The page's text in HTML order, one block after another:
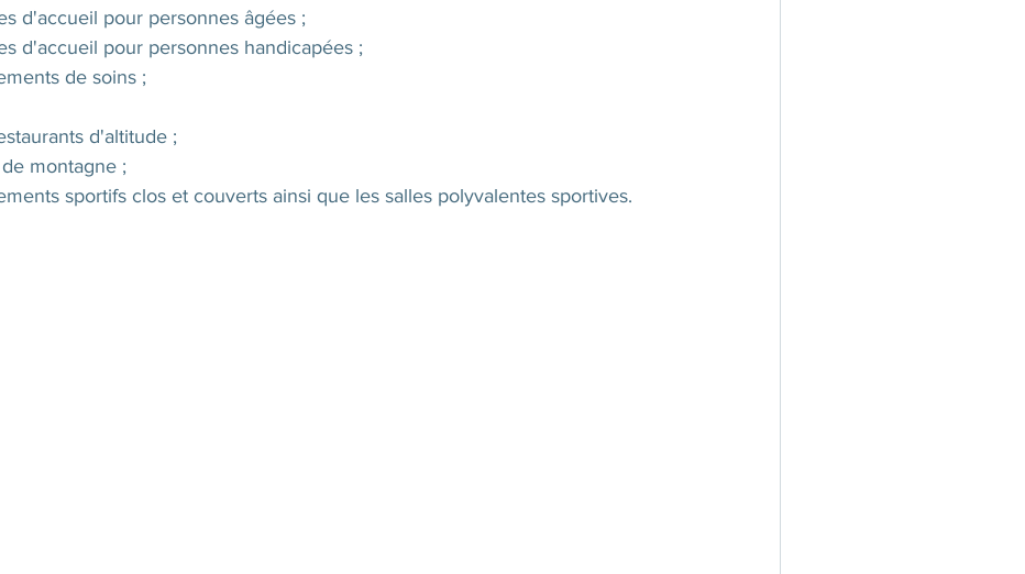
d'accueil pour personnes âgées ;
d'accueil pour personnes handicapées ;
de soins ;
d'altitude ;
montagne ;
sportifs clos et couverts ainsi que les salles polyvalentes sportives.